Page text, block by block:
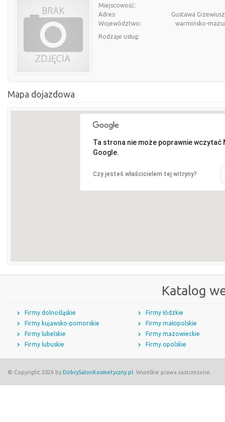
Miejscowość:
Adres:
Gustawa
Województwo:
warmińsko-
Rodzaje usług:
Mapa dojazdowa
Ta strona nie może poprawnie wczytać
Google.
Czy jesteś właścicielem tej witryny?
Katalog
Firmy dolnośląskie
Firmy kujawsko-pomorskie
Firmy lubelskie
Firmy lubuskie
Firmy łódzkie
Firmy małopolskie
Firmy mazowieckie
Firmy opolskie
© Copyright 2026 by DobrySalonKosmetyczny.pl . Wszelkie prawa zastrzeżone.